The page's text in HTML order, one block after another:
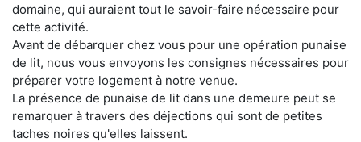
domaine, qui auraient tout le savoir-faire nécessaire pour
cette activité.
Avant de débarquer chez vous pour une opération punaise
de lit, nous vous envoyons les consignes nécessaires pour
préparer votre logement à notre venue.
La présence de punaise de lit dans une demeure peut se
remarquer à travers des déjections qui sont de petites
taches noires qu'elles laissent.